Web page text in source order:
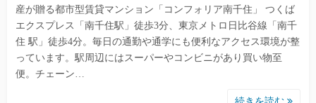
産が贈る都市型賃貸マンション「コンフォリア南千住」 つくば
エクスプレス「南千住駅」徒歩3分、東京メトロ日比谷線「南千
住 駅」徒歩4分。毎日の通勤や通学にも便利なアクセス環境が整
っています。駅周辺にはスーパーやコンビニがあり買い物至
便。チェーン…